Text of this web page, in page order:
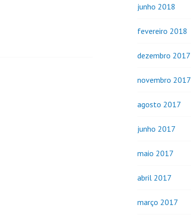
junho 2018
fevereiro 2018
dezembro 2017
novembro 2017
agosto 2017
junho 2017
maio 2017
abril 2017
março 2017